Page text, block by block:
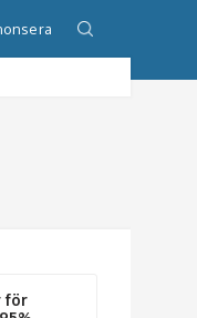
för